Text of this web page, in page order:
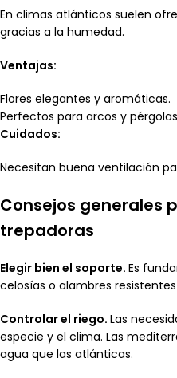
En climas atlánticos suelen
gracias a la humedad.
Ventajas:
Flores elegantes y aromáticas.
Perfectos para arcos y
Cuidados:
Necesitan buena ventilación
Consejos generales
trepadoras
Elegir bien el soporte. Es
celosías o alambres
Controlar el riego. Las
especie y el clima. Las
agua que las atlánticas.